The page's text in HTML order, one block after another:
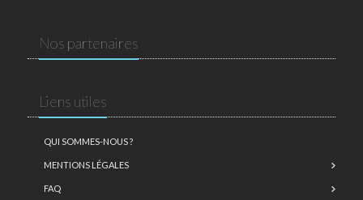
Nos partenaires
Liens utiles
QUI SOMMES-NOUS ?
MENTIONS LÉGALES
FAQ